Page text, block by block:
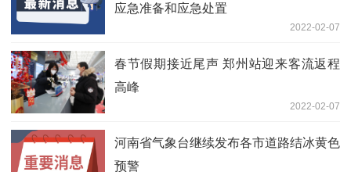
应急准备和应急处置
2022-02-07
春节假期接近尾声 郑州站迎来客流返程
高峰
2022-02-07
河南省气象台继续发布各市道路结冰黄色
预警